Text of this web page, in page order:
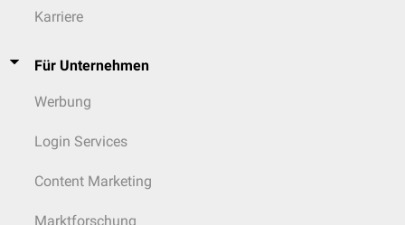
Karriere
Für Unternehmen
Werbung
Login Services
Content Marketing
Marktforschung